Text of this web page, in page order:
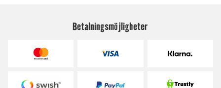
Betalningsmöjligheter